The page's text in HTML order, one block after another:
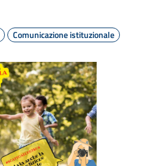
Comunicazione istituzionale